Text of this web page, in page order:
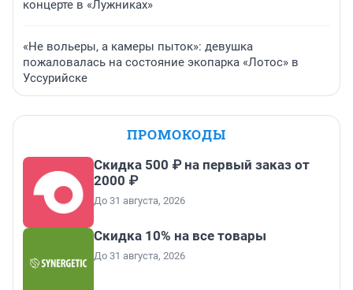
концерте в «Лужниках»
«Не вольеры, а камеры пыток»: девушка
пожаловалась на состояние экопарка «Лотос» в
Уссурийске
ПРОМОКОДЫ
Скидка 500 ₽ на первый заказ от
2000 ₽
До 31 августа, 2026
Скидка 10% на все товары
До 31 августа, 2026